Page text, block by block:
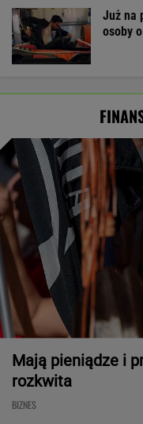
Już na
osoby
Mają pieniądze i
rozkwita
BIZNES